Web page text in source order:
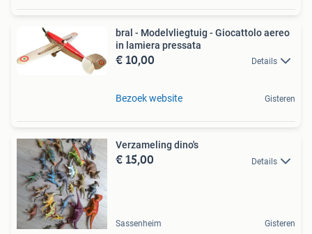
bral - Modelvliegtuig - Giocattolo aereo
in lamiera pressata
€ 10,00 Details
Bezoek website Gisteren
Verzameling dino's
€ 15,00 Details
Sassenheim Gisteren